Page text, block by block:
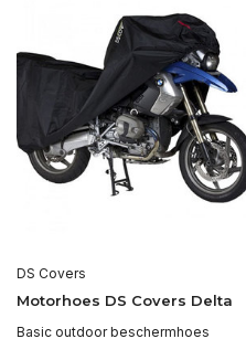
DS Covers
Motorhoes DS Covers Delta
Basic outdoor beschermhoes